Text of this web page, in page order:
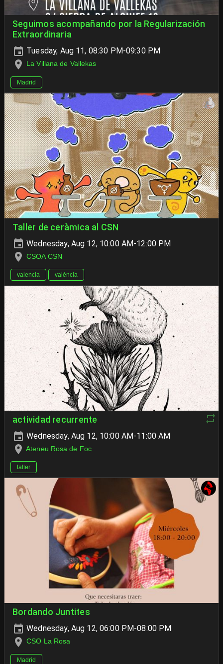
Seguimos acompañando por la Regularización
Extraordinaria
Tuesday, Aug 11, 08:30 PM-09:30 PM
La Villana de Vallekas
Madrid
Taller de ceràmica al CSN
Wednesday, Aug 12, 10:00 AM-12:00 PM
CSOA CSN
valencia valència
actividad recurrente
Wednesday, Aug 12, 10:00 AM-11:00 AM
Ateneu Rosa de Foc
taller
Bordando Juntites
Wednesday, Aug 12, 06:00 PM-08:00 PM
CSO La Rosa
Madrid